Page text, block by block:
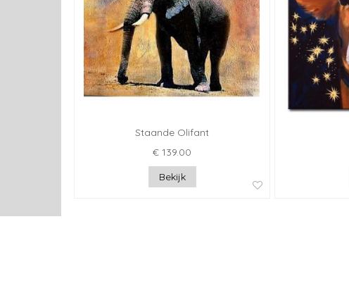
Staande Olifant
€ 139.00
Bekijk